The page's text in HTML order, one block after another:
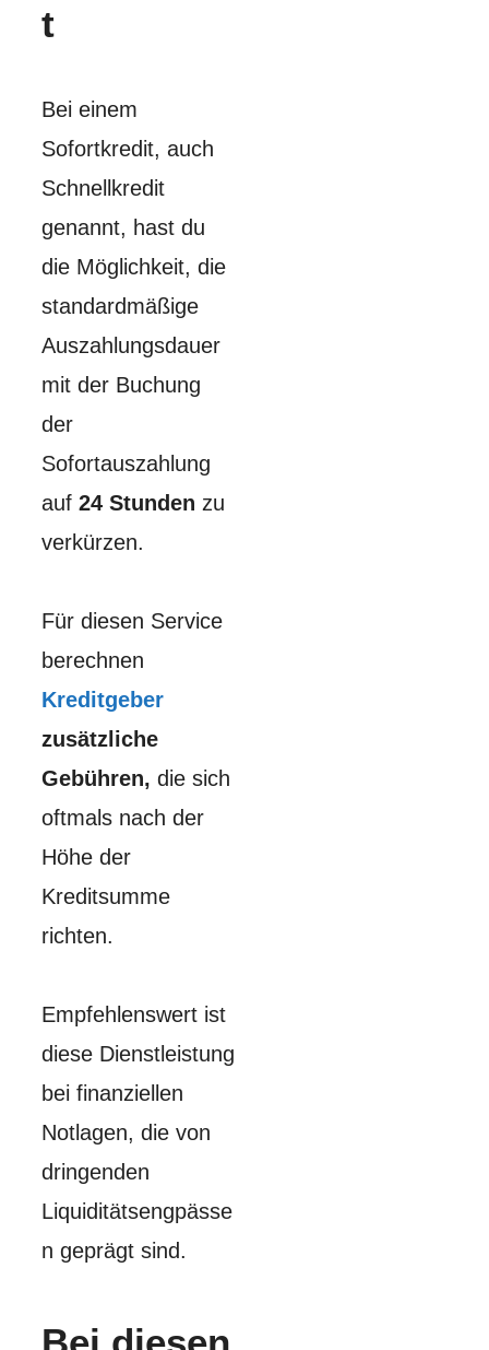
t
Bei einem
Sofortkredit, auch
Schnellkredit
genannt, hast du
die Möglichkeit, die
standardmäßige
Auszahlungsdauer
mit der Buchung
der
Sofortauszahlung
auf 24 Stunden zu
verkürzen.
Für diesen Service
berechnen
Kreditgeber
zusätzliche
Gebühren, die sich
oftmals nach der
Höhe der
Kreditsumme
richten.
Empfehlenswert ist
diese Dienstleistung
bei finanziellen
Notlagen, die von
dringenden
Liquiditätsengpässe
n geprägt sind.
Bei diesen